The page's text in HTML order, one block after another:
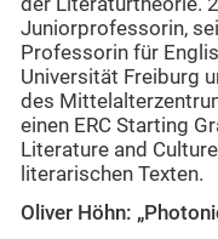
Juniorprofessorin,
Professorin für
Universität Freiburg
des
einen ERC Starting
Literature and
literarischen Texten.
Oliver Höhn: